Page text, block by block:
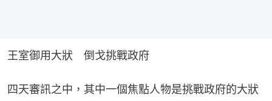
王室御用大狀　倒戈挑戰政府
四天審訊之中，其中一個焦點人物是挑戰政府的大狀